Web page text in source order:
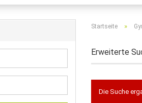
Mittelschule
Startseite »
Erweiterte
Die Suche